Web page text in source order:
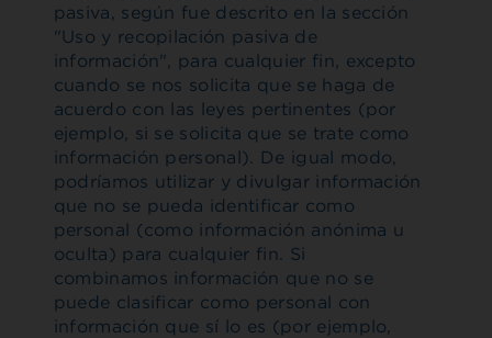
pasiva, según fue descrito en la sección
"Uso y recopilación pasiva de
información", para cualquier fin, excepto
cuando se nos solicita que se haga de
acuerdo con las leyes pertinentes (por
ejemplo, si se solicita que se trate como
información personal). De igual modo,
podríamos utilizar y divulgar información
que no se pueda identificar como
personal (como información anónima u
oculta) para cualquier fin. Si
combinamos información que no se
puede clasificar como personal con
información que sí lo es (por ejemplo,